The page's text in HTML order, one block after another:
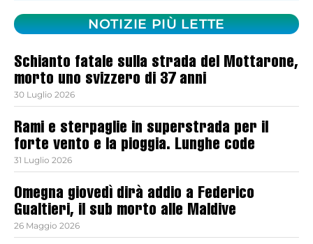
NOTIZIE PIÙ LETTE
Schianto fatale sulla strada del Mottarone,
morto uno svizzero di 37 anni
30 Luglio 2026
Rami e sterpaglie in superstrada per il
forte vento e la pioggia. Lunghe code
31 Luglio 2026
Omegna giovedì dirà addio a Federico
Gualtieri, il sub morto alle Maldive
26 Maggio 2026